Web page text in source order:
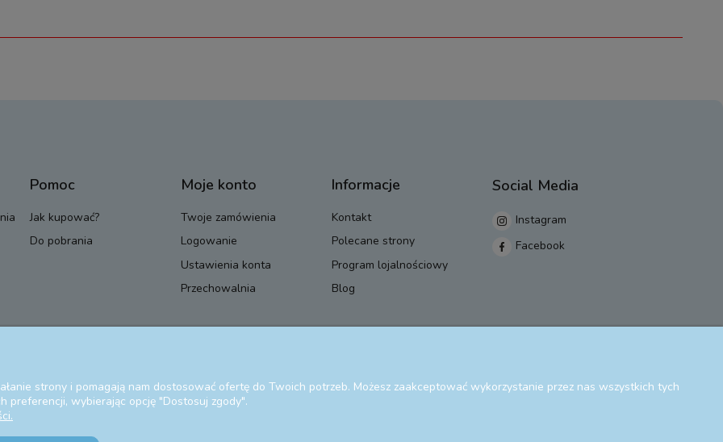
Pomoc
Jak kupować?
Do pobrania
Moje konto
Twoje zamówienia
Logowanie
Ustawienia konta
Przechowalnia
Informacje
Kontakt
Polecane strony
Program lojalnościowy
Blog
Social Media
Instagram
Facebook
strony i pomagają nam dostosować ofertę do Twoich potrzeb. Możesz zaakceptować wykorzystanie przez nas wszystkich tych
wybierając opcję "Dostosuj zgody".